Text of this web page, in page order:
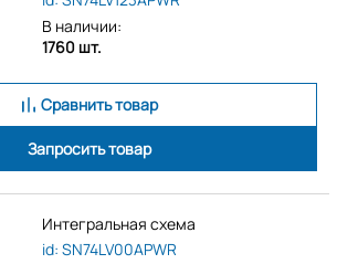
В наличии:
1760 шт.
Сравнить товар
Запросить товар
Интегральная схема
id: SN74LV00APWR